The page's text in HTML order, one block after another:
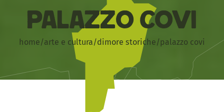
Palazzo Covi
home/arte e cultura/dimore storiche/palazzo covi